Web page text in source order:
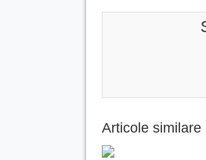
Articole similare